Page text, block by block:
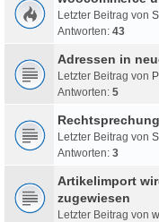
Letzter Beitrag von
Antworten: 43
Adressen in
Letzter Beitrag von
Antworten: 5
Letzter Beitrag von
Antworten: 3
Artikelimport
zugewiesen
Letzter Beitrag von